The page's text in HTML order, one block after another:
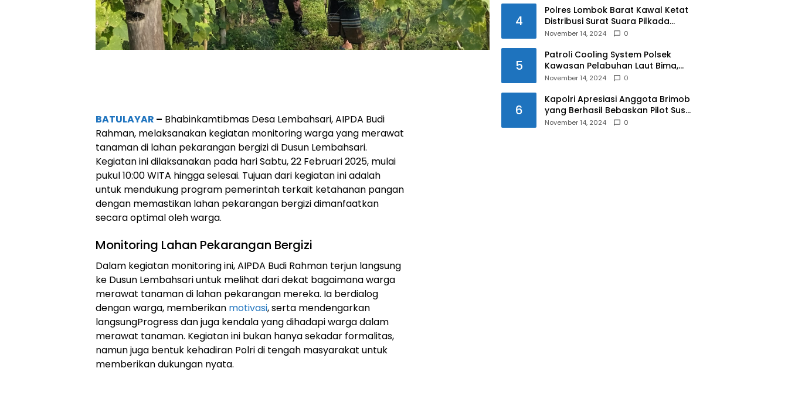
BATULAYAR – Bhabinkamtibmas Desa Lembahsari, AIPDA Budi
Rahman, melaksanakan kegiatan monitoring warga yang merawat
tanaman di lahan pekarangan bergizi di Dusun Lembahsari.
Kegiatan ini dilaksanakan pada hari Sabtu, 22 Februari 2025, mulai
pukul 10:00 WITA hingga selesai. Tujuan dari kegiatan ini adalah
untuk mendukung program pemerintah terkait ketahanan pangan
dengan memastikan lahan pekarangan bergizi dimanfaatkan
secara optimal oleh warga.
Monitoring Lahan Pekarangan Bergizi
Dalam kegiatan monitoring ini, AIPDA Budi Rahman terjun langsung
ke Dusun Lembahsari untuk melihat dari dekat bagaimana warga
merawat tanaman di lahan pekarangan mereka. Ia berdialog
dengan warga, memberikan motivasi, serta mendengarkan
langsungProgress dan juga kendala yang dihadapi warga dalam
merawat tanaman. Kegiatan ini bukan hanya sekadar formalitas,
namun juga bentuk kehadiran Polri di tengah masyarakat untuk
memberikan dukungan nyata.
4
Polres Lombok Barat Kawal Ketat
Distribusi Surat Suara Pilkada
2024
November 14, 2024 0
5
Patroli Cooling System Polsek
Kawasan Pelabuhan Laut Bima,
Ciptakan Pilkada Serentak 2024
November 14, 2024 0
6
Kapolri Apresiasi Anggota Brimob
yang Berhasil Bebaskan Pilot Susi
Air Korban Penyanderaan KKB
November 14, 2024 0